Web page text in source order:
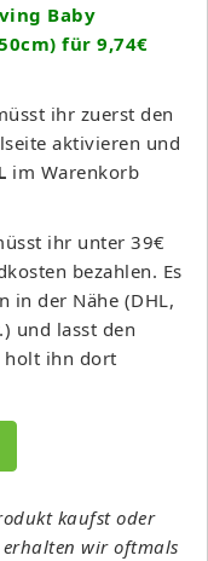
Baby
für 9,74€
ihr zuerst den
aktivieren und
im Warenkorb
ihr unter 39€
bezahlen. Es
in der Nähe (DHL,
und lasst den
holt ihn dort
kaufst oder
wir oftmals